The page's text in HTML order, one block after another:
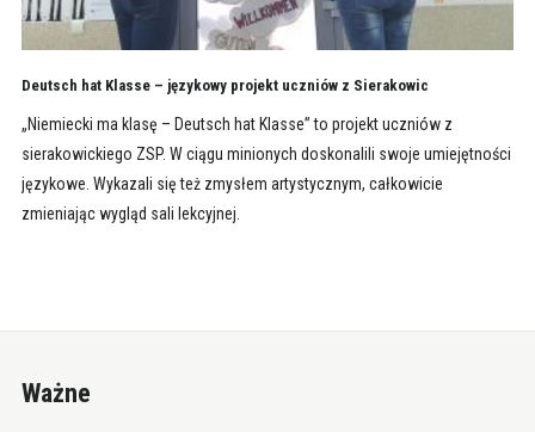
Deutsch hat Klasse – językowy projekt uczniów z Sierakowic
„Niemiecki ma klasę – Deutsch hat Klasse” to projekt uczniów z
sierakowickiego ZSP. W ciągu minionych doskonalili swoje umiejętności
językowe. Wykazali się też zmysłem artystycznym, całkowicie
zmieniając wygląd sali lekcyjnej.
Ważne